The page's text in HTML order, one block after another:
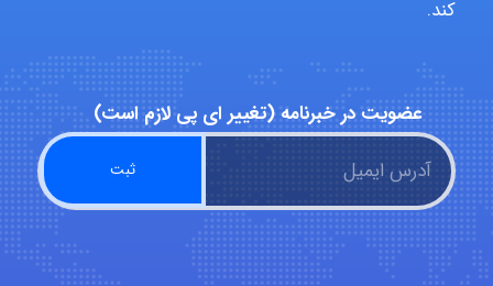
aghajari vahid
Poubakhtiari
کند.
عضویت در خبرنامه (تغییر ای پی لازم است)